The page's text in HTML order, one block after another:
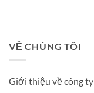
VỀ CHÚNG TÔI
Giới thiệu về công ty